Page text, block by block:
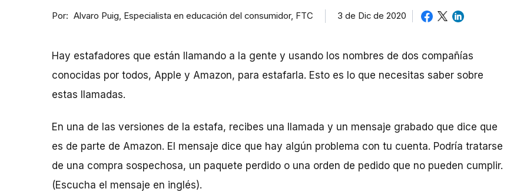
Por Alvaro Puig Especialista en educación del consumidor, FTC 3 de Dic de 2020
Hay estafadores que están llamando a la gente y usando los nombres de dos compañías
conocidas por todos, Apple y Amazon, para estafarla. Esto es lo que necesitas saber sobre
estas llamadas.
En una de las versiones de la estafa, recibes una llamada y un mensaje grabado que dice que
es de parte de Amazon. El mensaje dice que hay algún problema con tu cuenta. Podría tratarse
de una compra sospechosa, un paquete perdido o una orden de pedido que no pueden cumplir.
(Escucha el mensaje en inglés).